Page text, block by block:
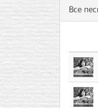
Все